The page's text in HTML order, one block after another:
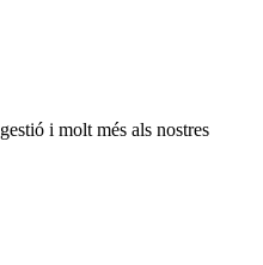
i molt més als nostres